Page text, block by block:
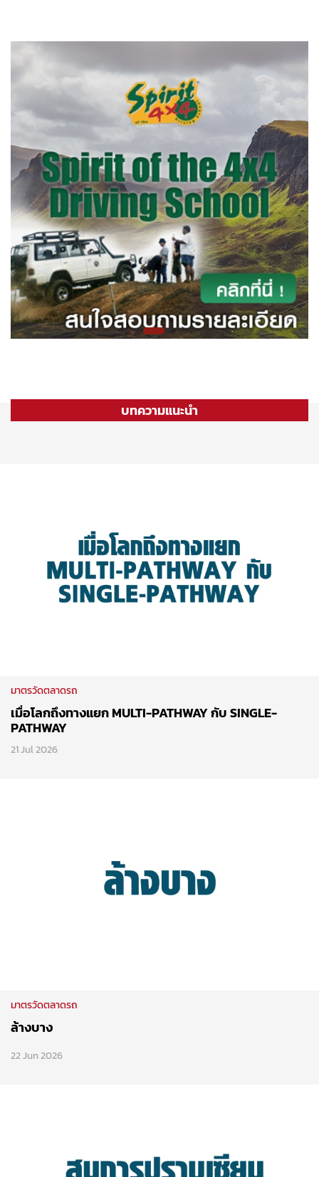
บทความแนะนำ
มาตรวัดตลาดรถ
เมื่อโลกถึงทางแยก MULTI-PATHWAY กับ SINGLE-
PATHWAY
21 Jul 2026
มาตรวัดตลาดรถ
ล้างบาง
22 Jun 2026